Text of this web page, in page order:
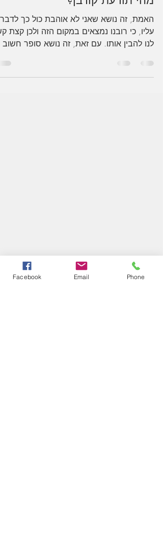
Mili Bergman
18 באפר׳ 2021
זמן קריאה 3 דקות
מהי תודעת קורבן?
האמת, זה נושא שאני לא אוהבת כול כך לדבר
עליו, כי רובנו נמצאים במקום הזה ולכן קצת
Facebook Email Phone